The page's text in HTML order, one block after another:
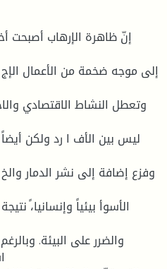
إنّ ظاهرة الإرهاب أصبحت
إلى موجه ضخمة من الأعمال
وتعطل النشاط الاقتصادي
لیس بین الأف ا رد ولكن
وفزع إضافة إلى نشر الدمار
الأسوأ بیئیاً وإنسانیا،ً
والضرر على البیئة.